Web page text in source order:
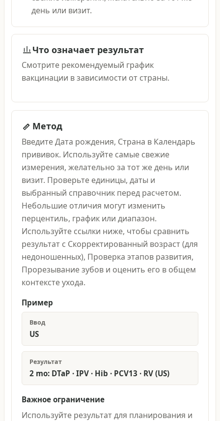
день или визит.
Что означает результат
Смотрите рекомендуемый график
вакцинации в зависимости от страны.
Метод
Введите Дата рождения, Страна в Календарь
прививок. Используйте самые свежие
измерения, желательно за тот же день или
визит. Проверьте единицы, даты и
выбранный справочник перед расчетом.
Небольшие отличия могут изменить
перцентиль, график или диапазон.
Используйте ссылки ниже, чтобы сравнить
результат с Скорректированный возраст (для
недоношенных), Проверка этапов развития,
Прорезывание зубов и оценить его в общем
контексте ухода.
Пример
Ввод
US
Результат
2 mo: DTaP · IPV · Hib · PCV13 · RV (US)
Важное ограничение
Используйте результат для планирования и